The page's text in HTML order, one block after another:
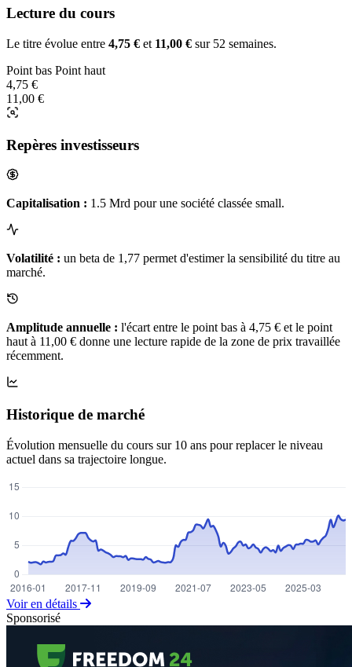
Lecture du cours
Le titre évolue entre 4,75 € et 11,00 € sur 52 semaines.
Point bas Point haut
4,75 €
11,00 €
Repères investisseurs
Capitalisation : 1.5 Mrd pour une société classée small.
Volatilité : un beta de 1,77 permet d'estimer la sensibilité du titre au
marché.
Amplitude annuelle : l'écart entre le point bas à 4,75 € et le point
haut à 11,00 € donne une lecture rapide de la zone de prix travaillée
récemment.
Historique de marché
Évolution mensuelle du cours sur 10 ans pour replacer le niveau
actuel dans sa trajectoire longue.
Voir en détails
Sponsorisé